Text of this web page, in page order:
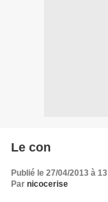
Le con
Publié le 27/04/2013 à
Par nicocerise